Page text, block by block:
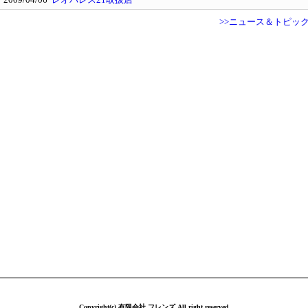
>>ニュース＆トピッ